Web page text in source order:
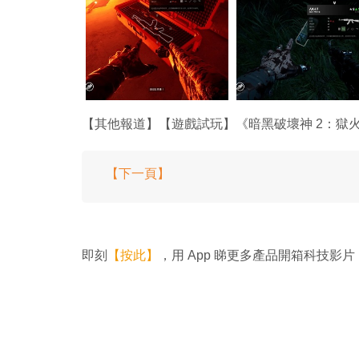
【其他報道】【遊戲試玩】《暗黑破壞神 2：獄
【下一頁】
即刻 【按此】 ，用 App 睇更多產品開箱科技影片